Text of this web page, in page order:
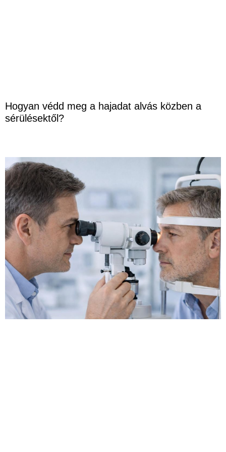
Hogyan védd meg a hajadat alvás közben a
sérülésektől?